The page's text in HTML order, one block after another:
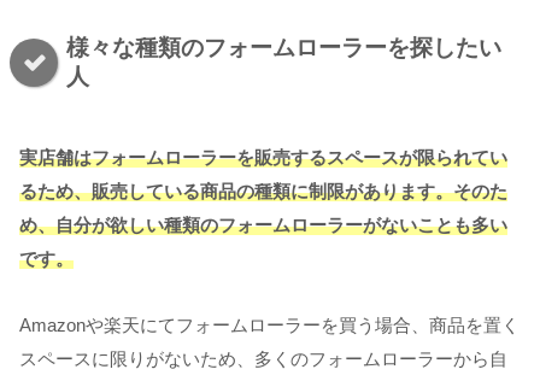
様々な種類のフォームローラーを探したい
人
実店舗はフォームローラーを販売するスペースが限られてい
るため、販売している商品の種類に制限があります。そのた
め、自分が欲しい種類のフォームローラーがないことも多い
です。
Amazonや楽天にてフォームローラーを買う場合、商品を置く
スペースに限りがないため、多くのフォームローラーから自